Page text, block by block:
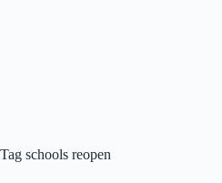
Tag schools reopen